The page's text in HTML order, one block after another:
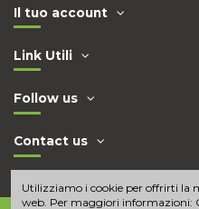
Il tuo account
Link Utili
Follow us
Contact us
Utilizziamo i cookie per offrirti la
web. Per maggiori informazioni: